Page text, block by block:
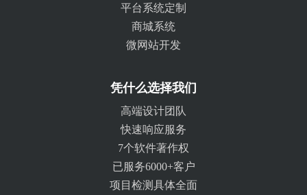
平台系统定制
商城系统
微网站开发
凭什么选择我们
高端设计团队
快速响应服务
7个软件著作权
已服务6000+客户
项目检测具体全面